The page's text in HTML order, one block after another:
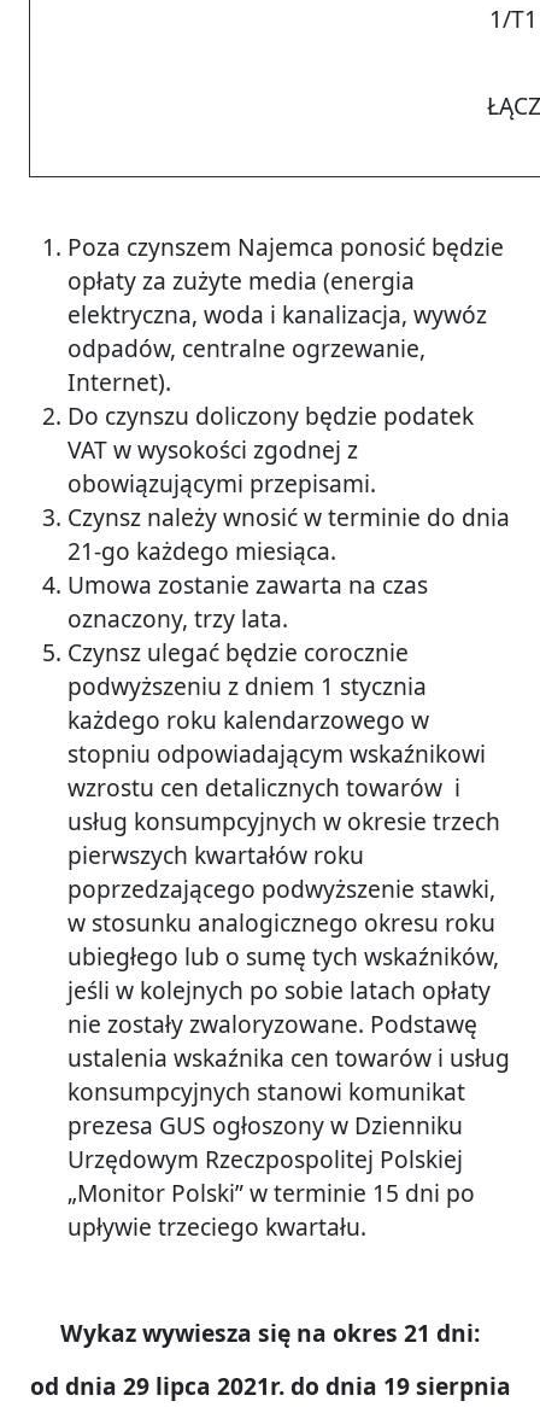
1/
Poza czynszem Najemca ponosić będzie
opłaty za zużyte media (energia
elektryczna, woda i kanalizacja, wywóz
odpadów, centralne ogrzewanie,
Internet).
Do czynszu doliczony będzie podatek
VAT w wysokości zgodnej z
obowiązującymi przepisami.
Czynsz należy wnosić w terminie do dnia
21-go każdego miesiąca.
Umowa zostanie zawarta na czas
oznaczony, trzy lata.
Czynsz ulegać będzie corocznie
podwyższeniu z dniem 1 stycznia
każdego roku kalendarzowego w
stopniu odpowiadającym wskaźnikowi
wzrostu cen detalicznych towarów i
usług konsumpcyjnych w okresie trzech
pierwszych kwartałów roku
poprzedzającego podwyższenie stawki,
w stosunku analogicznego okresu roku
ubiegłego lub o sumę tych wskaźników,
jeśli w kolejnych po sobie latach opłaty
nie zostały zwaloryzowane. Podstawę
ustalenia wskaźnika cen towarów i usług
konsumpcyjnych stanowi komunikat
prezesa GUS ogłoszony w Dzienniku
Urzędowym Rzeczpospolitej Polskiej
„Monitor Polski” w terminie 15 dni po
upływie trzeciego kwartału.
Wykaz wywiesza się na okres 21 dni:
od dnia 29 lipca 2021r. do dnia 19 sierpnia